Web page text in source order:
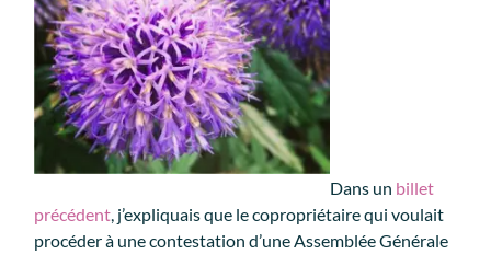
Dans un billet
précédent , j’expliquais que le copropriétaire qui voulait
procéder à une contestation d’une Assemblée Générale